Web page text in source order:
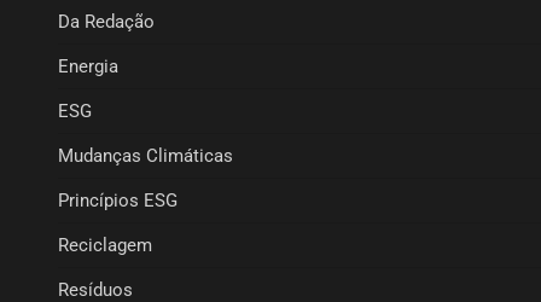
Da Redação
Energia
ESG
Mudanças Climáticas
Princípios ESG
Reciclagem
Resíduos